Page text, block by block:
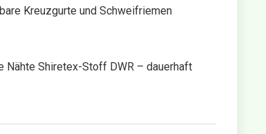
Kreuzgurte und Schweifriemen
Nähte Shiretex-Stoff DWR – dauerhaft